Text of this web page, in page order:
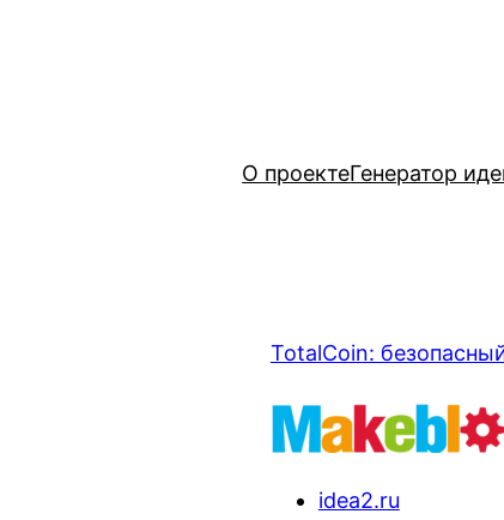
О проектеГенератор
TotalCoin:
idea2.ru